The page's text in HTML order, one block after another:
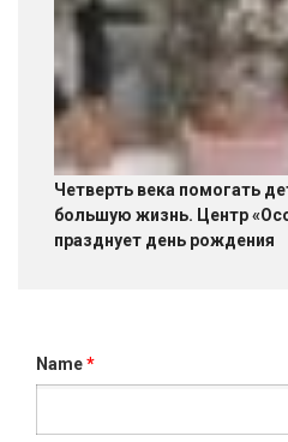
Четверть века помогать
большую жизнь. Центр
празднует день рождения
Name*